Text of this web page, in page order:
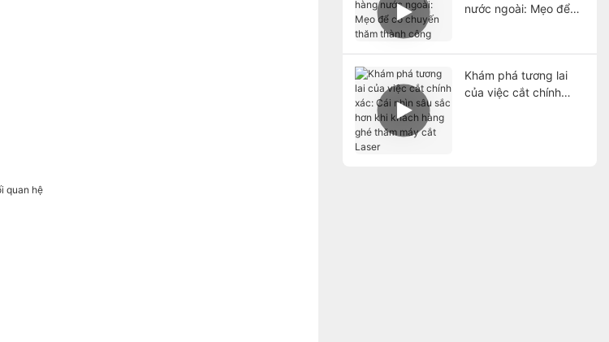
nước ngoài: Mẹo để
Khám phá tương lai
của việc cắt chính